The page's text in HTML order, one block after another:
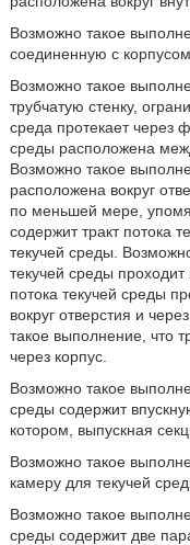
Возможно такое
соединенную с
Возможно такое
трубчатую стенку,
среда протекает через
среды расположена
Возможно такое
расположена вокруг
по меньшей мере,
содержит тракт потока
текучей среды.
текучей среды проходит
потока текучей среды
вокруг отверстия и
такое выполнение, что
через корпус.
Возможно такое
среды содержит
котором, выпускная
Возможно такое
камеру для текучей
Возможно такое
среды содержит две